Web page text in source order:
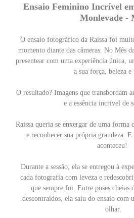
Ensaio Feminino Incrível
Monlevade -
O ensaio fotográfico da Raissa foi
momento diante das câmeras. No Mês
presentear com uma experiência única,
a sua força, beleza e
O resultado? Imagens que transbordam
e a essência incrível de
Raissa queria se enxergar de uma forma
e reconhecer sua própria grandeza.
aconteceu!
Durante a sessão, ela se entregou à
cada fotografia com leveza e
que sempre foi. Entre poses cheias
descontraídos, ela saiu do ensaio
olhar.